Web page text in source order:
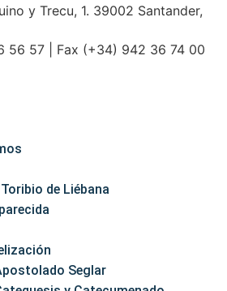
y Trecu, 1. 39002 Santander,
56 57 | Fax (+34) 942 36 74 00
de Liébana
Seglar